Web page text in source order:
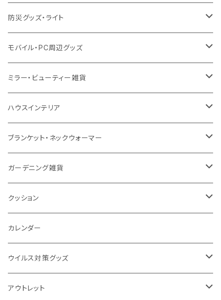
保冷
スウェット
不織布
保冷
EVA
防水
ナイロン
ポリエステル
リネン
カスタムデザインボトル
アルミタンブラー
バンブータンブラー
コーヒー配合タンブラー
カスタムデザインタンブラー
バンブー
コーヒー配合
プラスチック
陶器
磁器マグ・湯呑
カスタムデザイン
フードポット
コースター
ドリンク用品
保存容器
キッチンツール
単色ボールペン
多機能ペン
ペンケース
メモ
ノート
付箋
トレイ
パットカバー、ブックカバー
IDケース、パスケース、コインケース
デスク周辺
防災グッズ・ライト
防災セット
ラジオ・スピーカー
ハンディライト
デスクライト
付属ライト
ランタン
非常食
モバイル・PC周辺グッズ
チャージャー
充電器
モバイルスタンド
モバイルリング
アクセサリー・スマホケース
タッチペン
USBケーブル・ハブ
イヤホン・ヘッドフォン
ミラー・ビューティー雑貨
折りたたみ式ミラー
スライド式ミラー
ケース付きミラー
手持ちミラー
ビューティー雑貨
ハウスインテリア
ピクチャーボード、ポスター
フォトフレーム、スタンド
キーホルダー
時計
ブランケット・ネックウォーマー
ブランケット
ネックウォーマー
マフラー・ストール
ガーデニング雑貨
F.O.B COOP
クッション
折りたたみクッション
カレンダー
ウイルス対策グッズ
除菌グッズ
アウトレット